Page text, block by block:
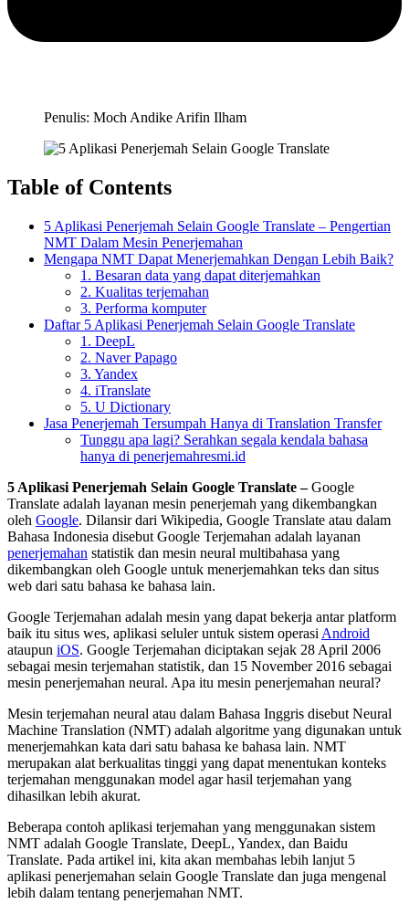
Penulis: Moch Andike Arifin Ilham
Table of Contents
5 Aplikasi Penerjemah Selain Google Translate – Pengertian
NMT Dalam Mesin Penerjemahan
Mengapa NMT Dapat Menerjemahkan Dengan Lebih Baik?
1. Besaran data yang dapat diterjemahkan
2. Kualitas terjemahan
3. Performa komputer
Daftar 5 Aplikasi Penerjemah Selain Google Translate
1. DeepL
2. Naver Papago
3. Yandex
4. iTranslate
5. U Dictionary
Jasa Penerjemah Tersumpah Hanya di Translation Transfer
Tunggu apa lagi? Serahkan segala kendala bahasa
hanya di penerjemahresmi.id
5 Aplikasi Penerjemah Selain Google Translate –Google
Translate adalah layanan mesin penerjemah yang dikembangkan
oleh Google. Dilansir dari Wikipedia, Google Translate atau dalam
Bahasa Indonesia disebut Google Terjemahan adalah layanan
penerjemahan statistik dan mesin neural multibahasa yang
dikembangkan oleh Google untuk menerjemahkan teks dan situs
web dari satu bahasa ke bahasa lain.
Google Terjemahan adalah mesin yang dapat bekerja antar platform
baik itu situs wes, aplikasi seluler untuk sistem operasi Android
ataupun iOS. Google Terjemahan diciptakan sejak 28 April 2006
sebagai mesin terjemahan statistik, dan 15 November 2016 sebagai
mesin penerjemahan neural. Apa itu mesin penerjemahan neural?
Mesin terjemahan neural atau dalam Bahasa Inggris disebut Neural
Machine Translation (NMT) adalah algoritme yang digunakan untuk
menerjemahkan kata dari satu bahasa ke bahasa lain. NMT
merupakan alat berkualitas tinggi yang dapat menentukan konteks
terjemahan menggunakan model agar hasil terjemahan yang
dihasilkan lebih akurat.
Beberapa contoh aplikasi terjemahan yang menggunakan sistem
NMT adalah Google Translate, DeepL, Yandex, dan Baidu
Translate. Pada artikel ini, kita akan membahas lebih lanjut 5
aplikasi penerjemahan selain Google Translate dan juga mengenal
lebih dalam tentang penerjemahan NMT.